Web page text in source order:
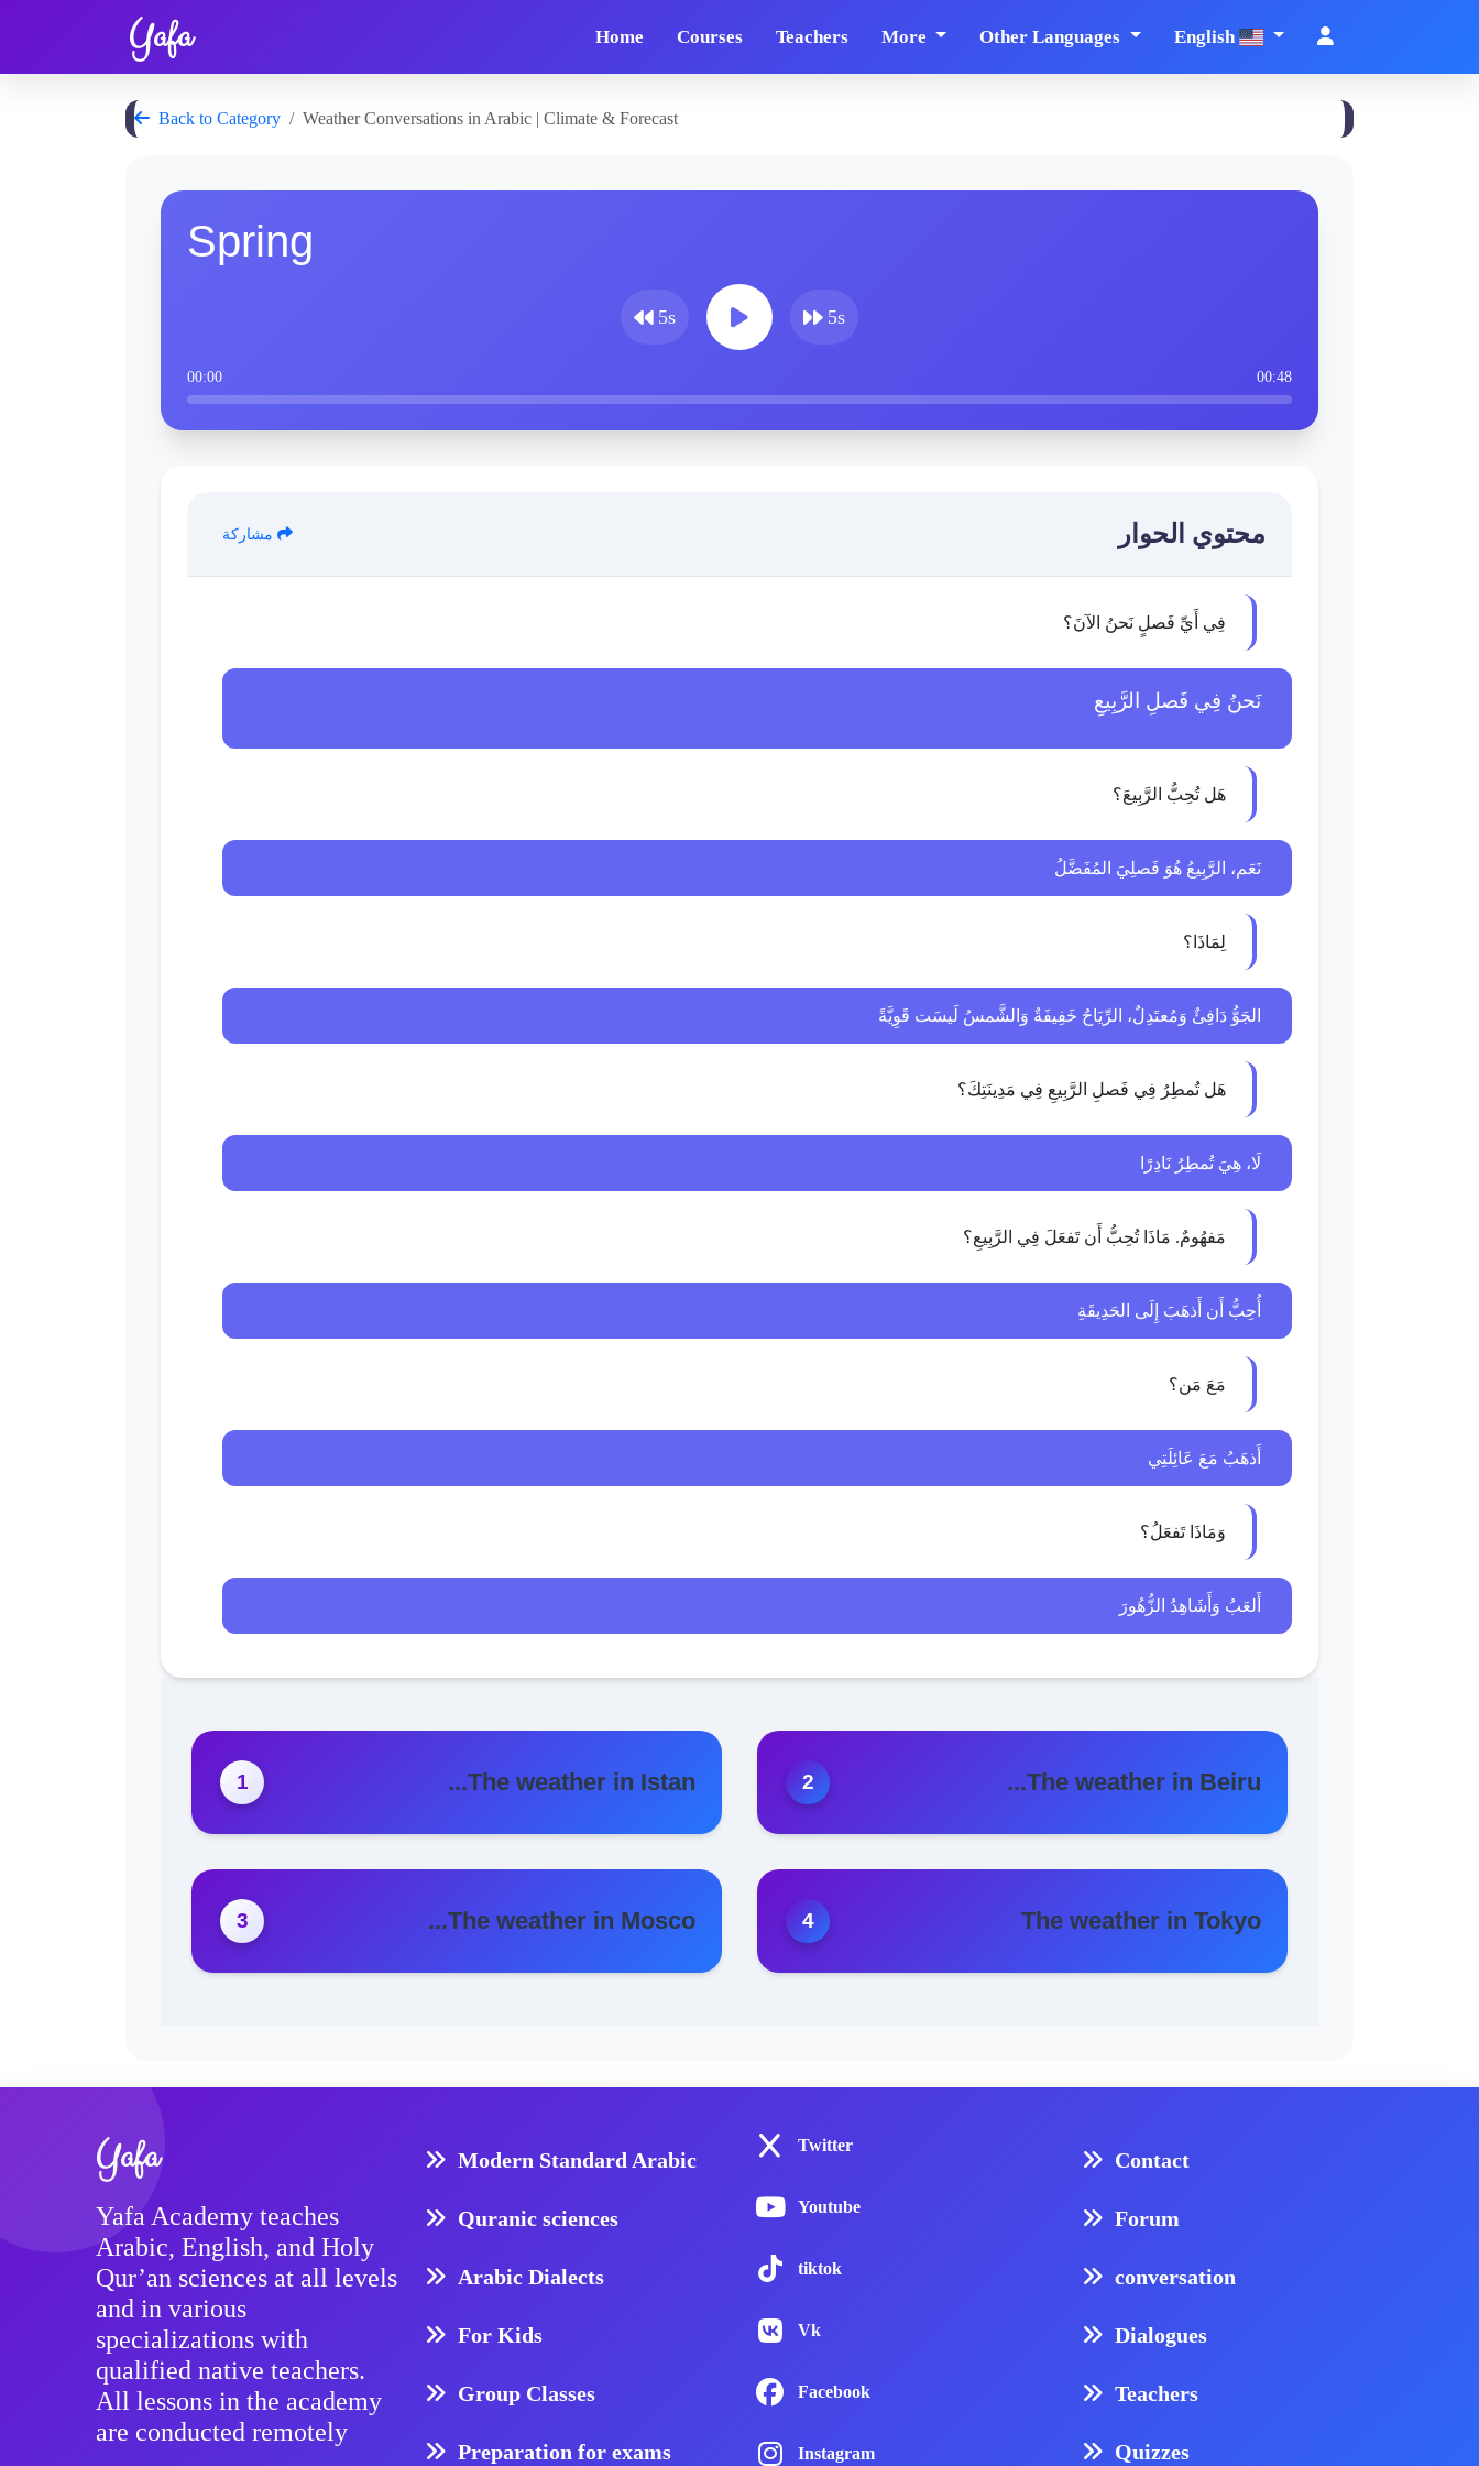
Yafa Home Courses Teachers More Other Languages English
Back to Category Weather Conversations in Arabic | Climate & Forecast
Spring
5s 5s
00:00 00:48
محتوي الحوار
فِي أَيِّ فَصلٍ نَحنُ الآنَ؟
نَحنُ فِي فَصلِ الرَّبِيعِ
هَل تُحِبُّ الرَّبِيعَ؟
نَعَم، الرَّبِيعُ هُوَ فَصلِيَ المُفَضَّلُ
لِمَاذَا؟
الجَوُّ دَافِئٌ وَمُعتَدِلٌ، الرِّيَاحُ خَفِيفَةٌ وَالشَّمسُ لَيسَت قَوِيَّةً
هَل تُمطِرُ فِي فَصلِ الرَّبِيعِ فِي مَدِينَتِكَ؟
لَا، هِيَ تُمطِرُ نَادِرًا
مَفهُومٌ. مَاذَا تُحِبُّ أَن تَفعَلَ فِي الرَّبِيعِ؟
أُحِبُّ أَن أَذهَبَ إِلَى الحَدِيقَةِ
مَعَ مَن؟
أَذهَبُ مَعَ عَائِلَتِي
وَمَاذَا تَفعَلُ؟
أَلعَبُ وَأَشَاهِدُ الزُّهُورَ
The weather in Istan... The weather in Beiru...
The weather in Mosco... The weather in Tokyo
Yafa
Yafa Academy teaches
Arabic, English, and Holy
Qur’an sciences at all levels
and in various
specializations with
qualified native teachers.
All lessons in the academy
are conducted remotely
Modern Standard Arabic
Quranic sciences
Arabic Dialects
For Kids
Group Classes
Preparation for exams
Twitter
Youtube
tiktok
Vk
Facebook
Instagram
Contact
Forum
conversation
Dialogues
Teachers
Quizzes